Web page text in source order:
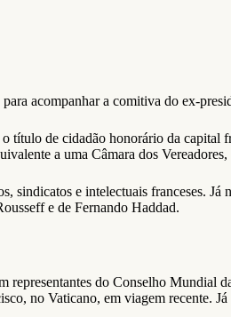
acompanhar a comitiva do ex-
de cidadão honorário da capital
a uma Câmara dos
sindicatos e intelectuais franceses.
e de Fernando Haddad.
do Conselho
no Vaticano, em viagem recente.